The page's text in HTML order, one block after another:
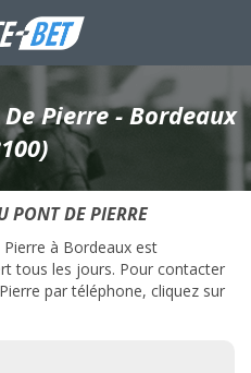
Pierre - Bordeaux
PONT DE PIERRE
à Bordeaux est
tous les jours. Pour contacter
par téléphone, cliquez sur